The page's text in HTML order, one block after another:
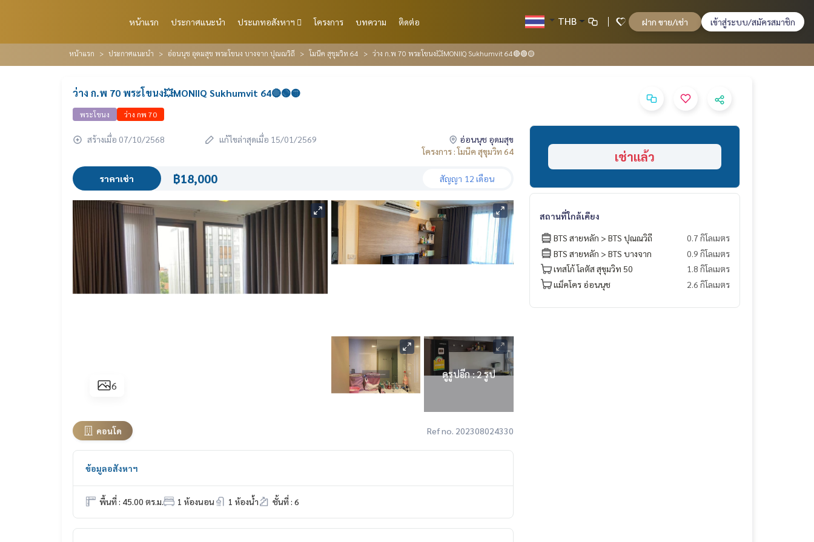
หน้าแรก ประกาศแนะนำ ประเภทอสังหาฯ โครงการ บทความ ติดต่อ THB ฝาก ขาย/เช่า เข้าสู่ระบบ/สมัครสมาชิก
หน้าแรก ประกาศแนะนำ อ่อนนุช อุดมสุข พระโขนง บางจาก ปุณณวิถี โมนีค สุขุมวิท 64 ว่าง ก.พ 70 พระโขนง💥MONIIQ Sukhumvit 64🔴🟢🟡
ว่าง ก.พ 70 พระโขนง💥MONIIQ Sukhumvit 64🔴🟢🟡
พระโขนง ว่าง กพ 70
สร้างเมื่อ 07/10/2568 แก้ไขล่าสุดเมื่อ 15/01/2569
อ่อนนุช อุดมสุข
โครงการ : โมนีค สุขุมวิท 64
ราคาเช่า ฿18,000 สัญญา 12 เดือน
6
ดูรูปอีก : 2 รูป
คอนโด Ref no. 202308024330
ข้อมูลอสังหาฯ
พื้นที่ : 45.00 ตร.ม. 1 ห้องนอน 1 ห้องน้ำ ชั้นที่ : 6
เช่าแล้ว
สถานที่ใกล้เคียง
BTS สายหลัก > BTS ปุณณวิถี
0.7 กิโลเมตร
BTS สายหลัก > BTS บางจาก
0.9 กิโลเมตร
เทสโก้ โลตัส สุขุมวิท 50
1.8 กิโลเมตร
แม็คโคร อ่อนนุช
2.6 กิโลเมตร